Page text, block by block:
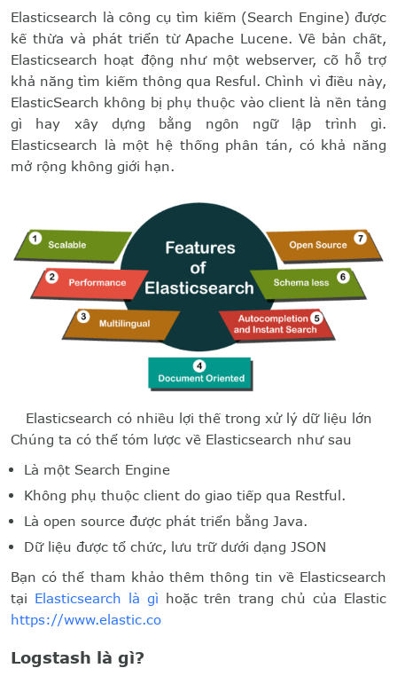
Elasticsearch là công cụ tìm kiếm (Search Engine) được
kế thừa và phát triển từ Apache Lucene. Về bản chất,
Elasticsearch hoạt động như một webserver, cõ hỗ trợ
khả năng tìm kiếm thông qua Resful. Chình vì điều này,
ElasticSearch không bị phụ thuộc vào client là nền tảng
gì hay xây dựng bằng ngôn ngữ lập trình gì.
Elasticsearch là một hệ thống phân tán, có khả năng
mở rộng không giới hạn.
Elasticsearch có nhiều lợi thế trong xử lý dữ liệu lớn
Chúng ta có thể tóm lược về Elasticsearch như sau
Là một Search Engine
Không phụ thuộc client do giao tiếp qua Restful.
Là open source được phát triển bằng Java.
Dữ liệu được tổ chức, lưu trữ dưới dạng JSON
Bạn có thể tham khảo thêm thông tin về Elasticsearch
tại Elasticsearch là gì hoặc trên trang chủ của Elastic
https://www.elastic.co
Logstash là gì?